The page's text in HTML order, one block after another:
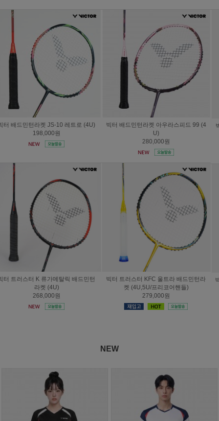
빅터 드라이브 X 12 배드민턴라켓 (4U/
프리코어핸들)
279,000원
빅터 라켓 아우라스피드 팬텀 F (4U/프
리코어핸들)
239,000원
빅터 배드민턴 라켓 제트스피드 T1 K (4
U/프리코어핸들)
158,000원
빅터 라켓 아우라스피드 100X 울트라
(4U/프리코어핸들)
279,000원
NEW